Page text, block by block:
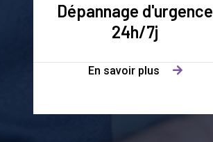
Dépannage d'urgence
24h/7j
En savoir plus